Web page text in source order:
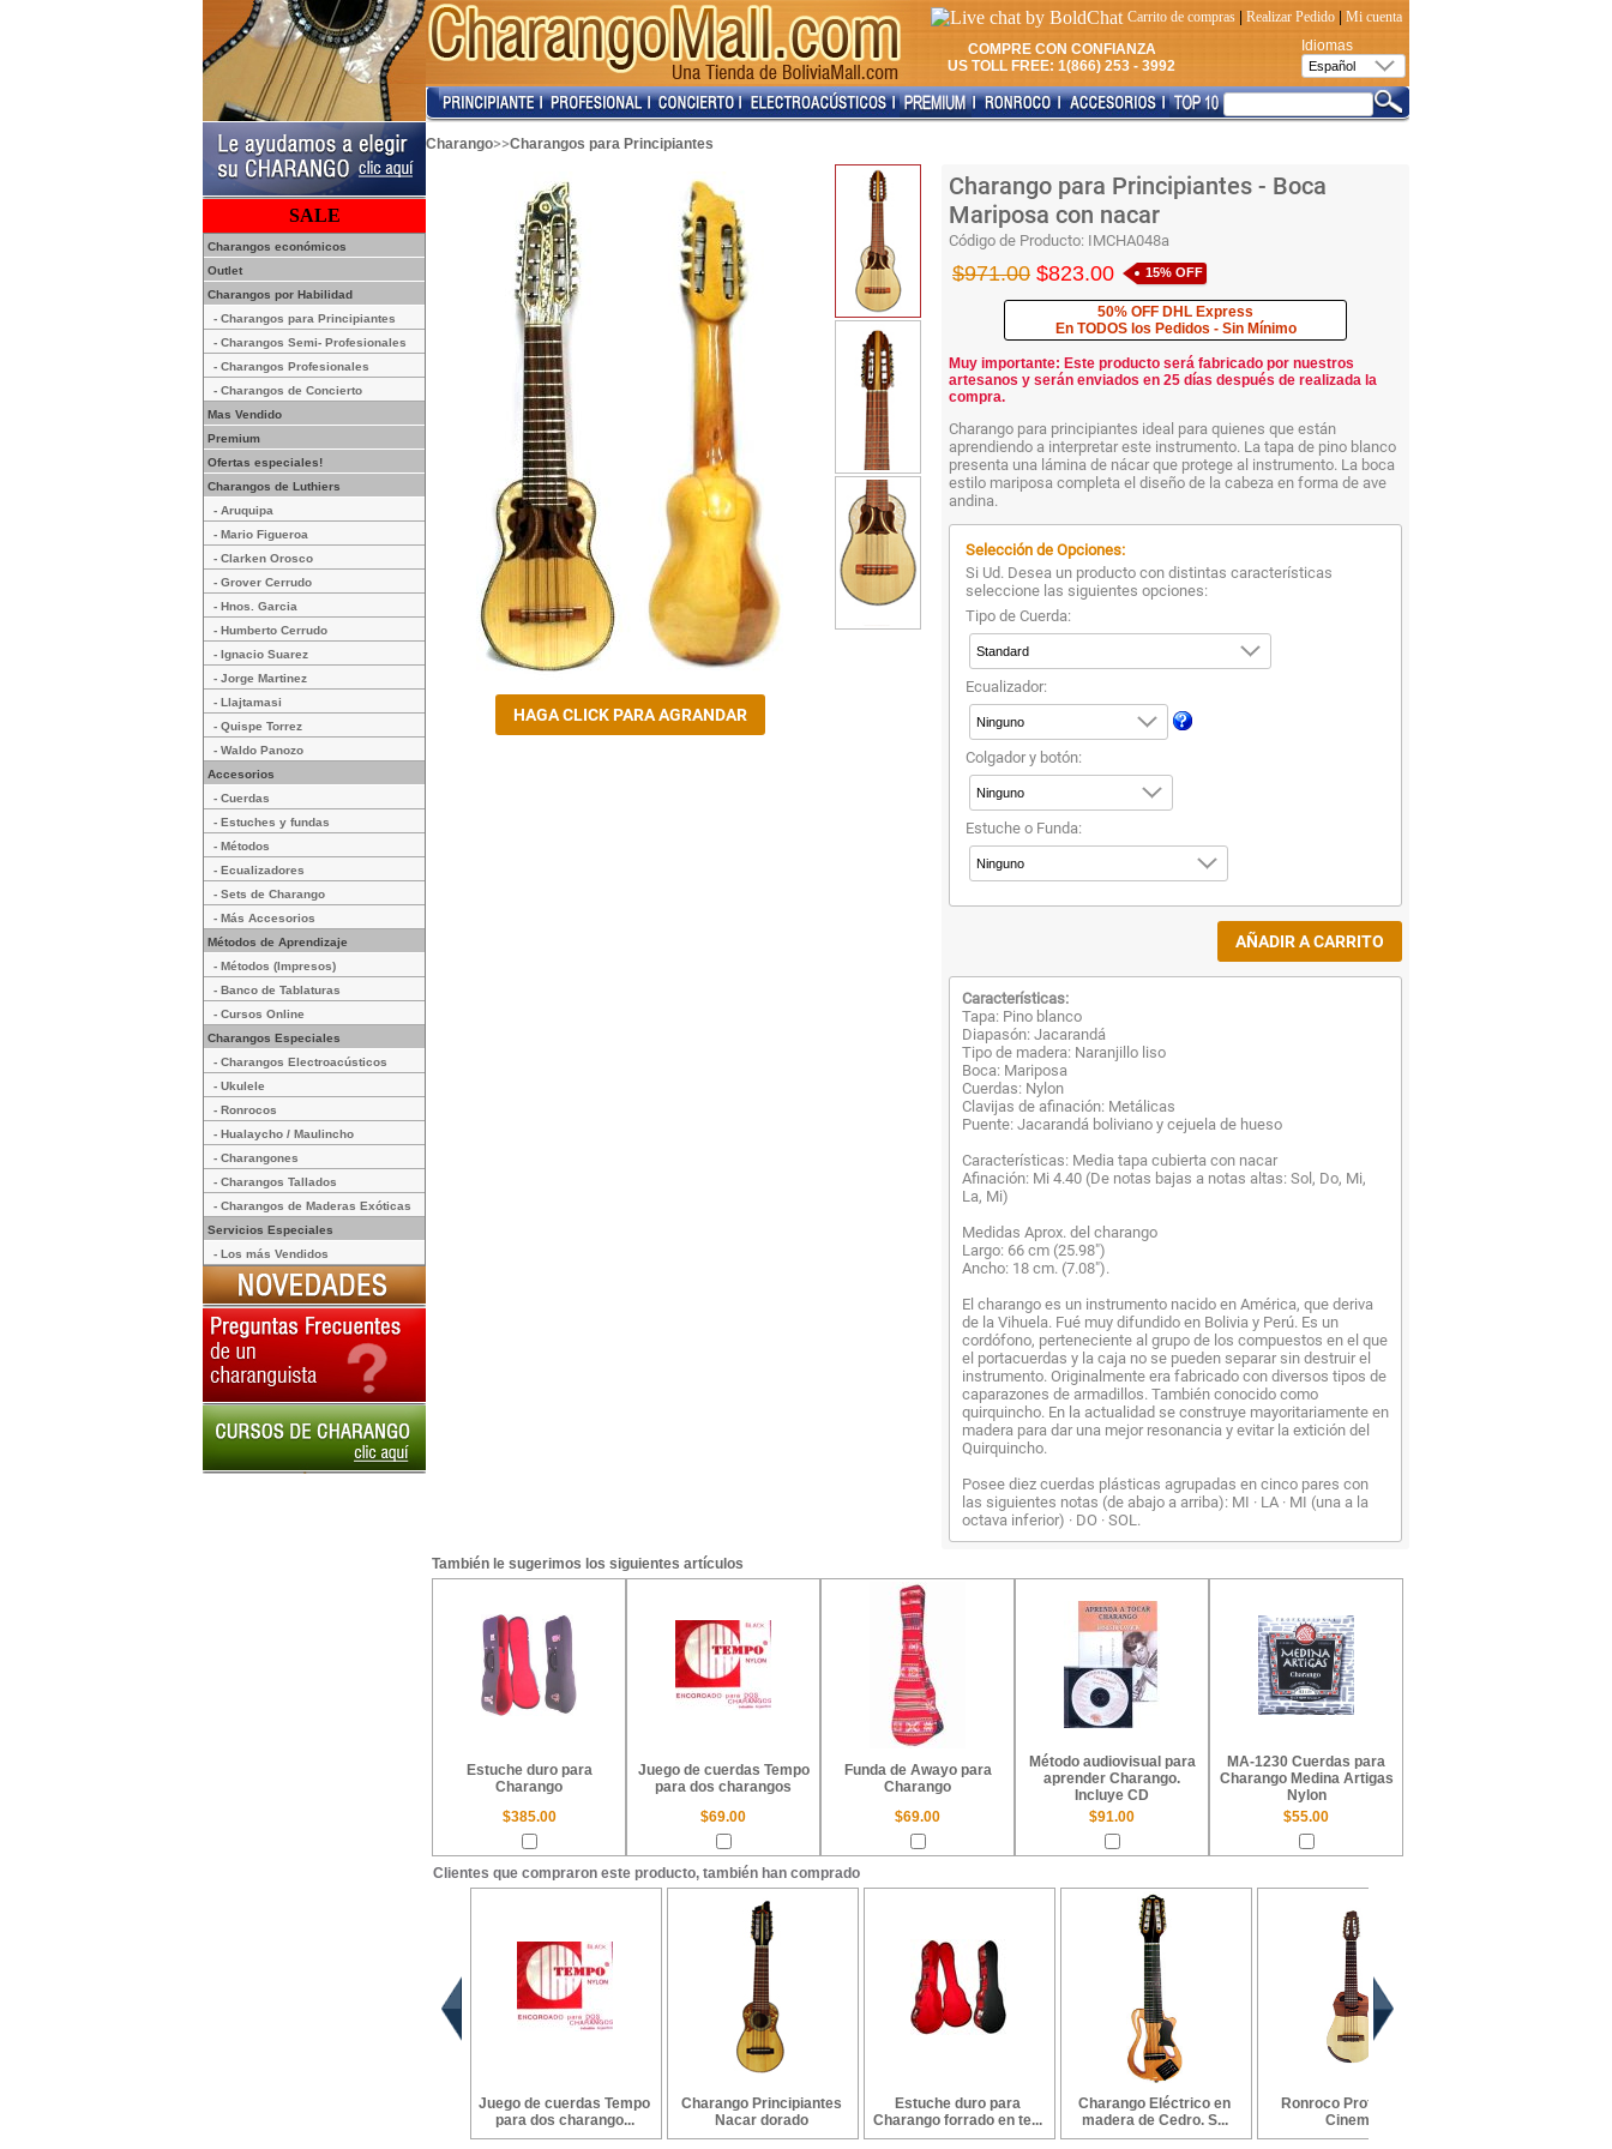
Carrito de compras Realizar Pedido
Mi cuenta
COMPRE CON CONFIANZA
US TOLL FREE: 1(866) 253 - 3992
Idiomas
SALE
Charangos económicos
Outlet
Charangos por Habilidad
- Charangos para Principiantes
- Charangos Semi- Profesionales
- Charangos Profesionales
- Charangos de Concierto
Mas Vendido
Premium
Ofertas especiales!
Charangos de Luthiers
- Aruquipa
- Mario Figueroa
- Clarken Orosco
- Grover Cerrudo
- Hnos. Garcia
- Humberto Cerrudo
- Ignacio Suarez
- Jorge Martinez
- Llajtamasi
- Quispe Torrez
- Waldo Panozo
Accesorios
- Cuerdas
- Estuches y fundas
- Métodos
- Ecualizadores
- Sets de Charango
- Más Accesorios
Métodos de Aprendizaje
- Métodos (Impresos)
- Banco de Tablaturas
- Cursos Online
Charangos Especiales
- Charangos Electroacústicos
- Ukulele
- Ronrocos
- Hualaycho / Maulincho
- Charangones
- Charangos Tallados
- Charangos de Maderas Exóticas
Servicios Especiales
- Los más Vendidos
Charango>>Charangos para Principiantes
Charango para Principiantes - Boca
Mariposa con nacar
Código de Producto: IMCHA048a
$971.00 $823.00 15% OFF
50% OFF DHL Express
En TODOS los Pedidos - Sin Mínimo
Muy importante: Este producto será fabricado por nuestros
artesanos y serán enviados en 25 días después de realizada la
compra.
Charango para principiantes ideal para quienes que están
aprendiendo a interpretar este instrumento. La tapa de pino blanco
presenta una lámina de nácar que protege al instrumento. La boca
estilo mariposa completa el diseño de la cabeza en forma de ave
andina.
Selección de Opciones:
Si Ud. Desea un producto con distintas características
seleccione las siguientes opciones:
Tipo de Cuerda:
Ecualizador:
Colgador y botón:
Estuche o Funda:
Características:
Tapa: Pino blanco
Diapasón: Jacarandá
Tipo de madera: Naranjillo liso
Boca: Mariposa
Cuerdas: Nylon
Clavijas de afinación: Metálicas
Puente: Jacarandá boliviano y cejuela de hueso
Características: Media tapa cubierta con nacar
Afinación: Mi 4.40 (De notas bajas a notas altas: Sol, Do, Mi,
La, Mi)
Medidas Aprox. del charango
Largo: 66 cm (25.98")
Ancho: 18 cm. (7.08").
El charango es un instrumento nacido en América, que deriva
de la Vihuela. Fué muy difundido en Bolivia y Perú. Es un
cordófono, perteneciente al grupo de los compuestos en el que
el portacuerdas y la caja no se pueden separar sin destruir el
instrumento. Originalmente era fabricado con diversos tipos de
caparazones de armadillos. También conocido como
quirquincho. En la actualidad se construye mayoritariamente en
madera para dar una mejor resonancia y evitar la extición del
Quirquincho.
Posee diez cuerdas plásticas agrupadas en cinco pares con
las siguientes notas (de abajo a arriba): MI · LA · MI (una a la
octava inferior) · DO · SOL.
También le sugerimos los siguientes artículos
Estuche duro para
Charango
Juego de cuerdas Tempo
para dos charangos
Funda de Awayo para
Charango
Método audiovisual para
aprender Charango.
Incluye CD
MA-1230 Cuerdas para
Charango Medina Artigas
Nylon
$385.00
$69.00 $69.00 $91.00 $55.00
Clientes que compraron este producto, también han comprado
Juego de cuerdas Tempo
para dos charango...
Charango Principiantes
Nacar dorado
Estuche duro para
Charango forrado en te...
Charango Eléctrico en
madera de Cedro. S...
Ronroco Profesional
Cinema